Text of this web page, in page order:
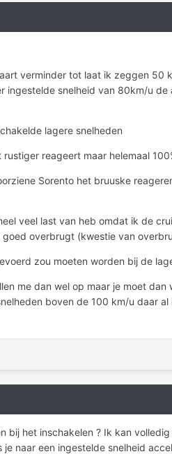
verminder tot laat ik zeggen
ingestelde snelheid van 80km/u
lagere snelheden
reageert maar helemaal
Sorento het bruuske
veel last van heb omdat ik de
overbrugt (kwestie van
zou moeten worden bij de
me dan wel op maar je moet
boven de 100 km/u daar
bij het inschakelen ? Ik kan
naar een ingestelde snelheid